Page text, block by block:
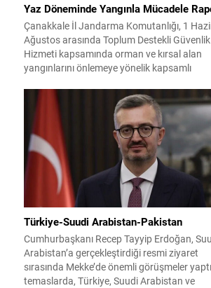
Yaz Döneminde Yangınla Mücadele
Çanakkale İl Jandarma Komutanlığı, 1
Ağustos arasında Toplum Destekli Güvenlik
Hizmeti kapsamında orman ve kırsal alan
yangınlarını önlemeye yönelik kapsamlı
görev yapan 178 tim ve 742 personel,
aktif olarak halkı bilinçlendirdi ve denetim
faaliyetleri gerçekleştirdi. Faaliyetler
bin 315 biçerdöver ve balya...
Türkiye-Suudi Arabistan-Pakistan
Cumhurbaşkanı Recep Tayyip Erdoğan,
Arabistan’a gerçekleştirdiği resmi ziyaret
sırasında Mekke’de önemli görüşmeler
temaslarda, Türkiye, Suudi Arabistan ve